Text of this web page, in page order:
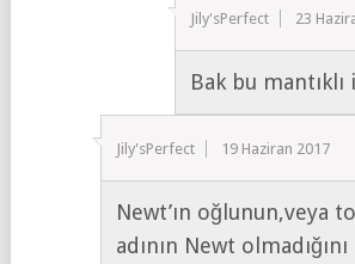
Jily'sPerfect 23
Bak bu mantıklı
Jily'sPerfect 19 Haziran 2017
Newt’ın oğlunun,veya
adının Newt